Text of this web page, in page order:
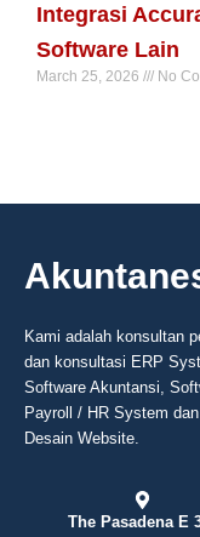
Integrasi
Software Lain
March 25, 2026 No
Kami adalah konsultan
dan konsultasi ERP
Software Akuntansi,
Payroll / HR System
Desain Website.
The Pasadena E